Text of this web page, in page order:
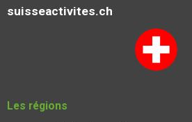
suisseactivites.ch
Les régions